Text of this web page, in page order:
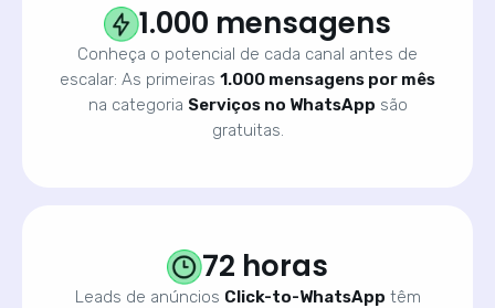
1.000 mensagens
Conheça o potencial de cada canal antes de
escalar: As primeiras 1.000 mensagens por mês
na categoria Serviços no WhatsApp são
gratuitas.
72 horas
Leads de anúncios Click-to-WhatsApp têm